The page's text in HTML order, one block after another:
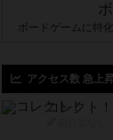
ボードゲームに特
アクセス数 急上
コレクト！